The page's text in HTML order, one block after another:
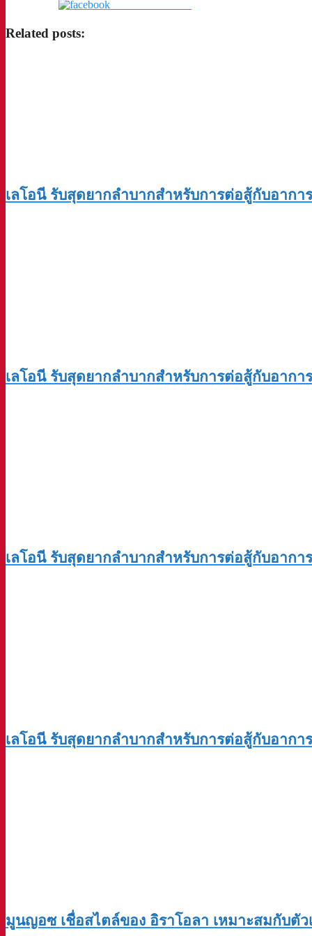
Related posts:
เลโอนี รับสุดยากลำบากสำหรับการต่อสู้กับอากา
เลโอนี รับสุดยากลำบากสำหรับการต่อสู้กับอากา
เลโอนี รับสุดยากลำบากสำหรับการต่อสู้กับอากา
เลโอนี รับสุดยากลำบากสำหรับการต่อสู้กับอากา
มูนญอซ เชื่อสไตล์ของ อิราโอลา เหมาะสมกับตัว